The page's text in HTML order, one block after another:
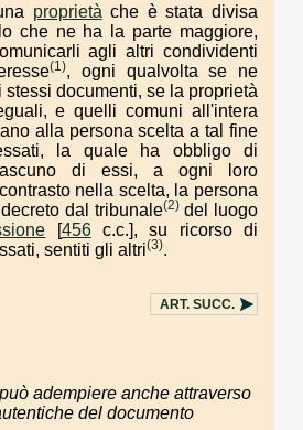
proprietà che è stata divisa
che ne ha la parte maggiore,
agli altri condividenti
(1), ogni qualvolta se ne
documenti, se la proprietà
e quelli comuni all'intera
alla persona scelta a tal fine
la quale ha obbligo di
di essi, a ogni loro
nella scelta, la persona
dal tribunale(2)del luogo
[456c.c.], su ricorso di
sentiti gli altri(3).
ART. SUCC.
adempiere anche attraverso
del documento